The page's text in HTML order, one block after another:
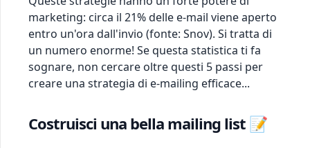
marketing: circa il 21% delle e-mail viene aperto
entro un'ora dall'invio (fonte: Snov). Si tratta di
un numero enorme! Se questa statistica ti fa
sognare, non cercare oltre questi 5 passi per
creare una strategia di e-mailing efficace...
Costruisci una bella mailing list 📝